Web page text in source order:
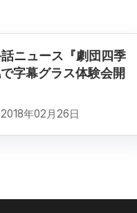
ニュース『劇団四季
字幕グラス体験会開
2018年02月26日